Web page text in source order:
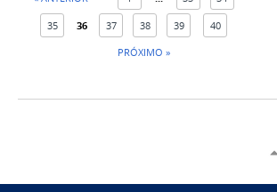
35 36 37 38 39
40
PRÓXIMO »